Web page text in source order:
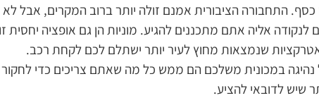
התחבורה הציבורית אמנם זולה יותר ברוב המקרים, אבל לא
אליה אתם מתכננים להגיע. מוניות הן גם אופציה יחסית
שנמצאות מחוץ לעיר יותר ישתלם לכם לקחת רכב.
במכונית משלכם הם ממש כל מה שאתם צריכים כדי
שיש לדובאי להציע.